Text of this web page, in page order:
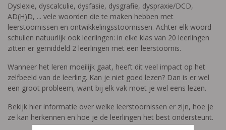
Dyslexie, dyscalculie, dysfasie, dysgrafie, dyspraxie/DCD,
AD(H)D, ... vele woorden die te maken hebben met
leerstoornissen en ontwikkelingsstoornissen. Achter elk woord
schuilen natuurlijk ook leerlingen: in elke klas van 20 leerlingen
zitten er gemiddeld 2 leerlingen met een leerstoornis.
Wanneer het leren moeilijk gaat, heeft dit veel impact op het
zelfbeeld van de leerling. Kan je niet goed lezen? Dan is er wel
een groot probleem, want bij elk vak moet je wel eens lezen.
Bekijk hier informatie over welke leerstoornissen er zijn, hoe je
ze kan herkennen en hoe je de leerlingen het best ondersteunt.